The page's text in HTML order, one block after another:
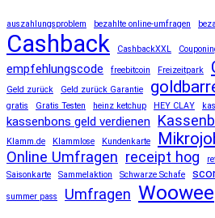
auszahlungsproblem bezahlte online-umfragen
Cashback CashbackXXL
empfehlungscode freebitcoin Freizeitpark
Geld zurück Geld zurück Garantie
gratis Gratis Testen heinz ketchup HEY CLAY
kassenbons geld verdienen
Klamm.de
Klammlose Kundenkarte
Online Umfragen receipt hog
Saisonkarte
Sammelaktion Schwarze Schafe
summer pass Umfragen Woowee